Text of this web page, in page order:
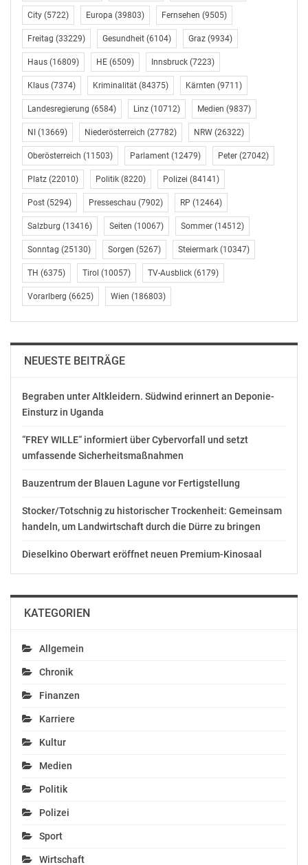
City (5722) Europa (39803) Fernsehen (9505)
Freitag (33229) Gesundheit (6104) Graz (9934)
Haus (16809) HE (6509) Innsbruck (7223)
Klaus (7374) Kriminalität (84375) Kärnten (9711)
Landesregierung (6584) Linz (10712) Medien (9837)
NI (13669) Niederösterreich (27782) NRW (26322)
Oberösterreich (11503) Parlament (12479) Peter (27042)
Platz (22010) Politik (8220) Polizei (84141)
Post (5294) Presseschau (7902) RP (12464)
Salzburg (13416) Seiten (10067) Sommer (14512)
Sonntag (25130) Sorgen (5267) Steiermark (10347)
TH (6375) Tirol (10057) TV-Ausblick (6179)
Vorarlberg (6625) Wien (186803)
NEUESTE BEITRÄGE
Begraben unter Altkleidern. Südwind erinnert an Deponie-
Einsturz in Uganda
“FREY WILLE“ informiert über Cybervorfall und setzt
umfassende Sicherheitsmaßnahmen
Bauzentrum der Blauen Lagune vor Fertigstellung
Stocker/Totschnig zu historischer Trockenheit: Gemeinsam
handeln, um Landwirtschaft durch die Dürre zu bringen
Dieselkino Oberwart eröffnet neuen Premium-Kinosaal
KATEGORIEN
Allgemein
Chronik
Finanzen
Karriere
Kultur
Medien
Politik
Polizei
Sport
Wirtschaft